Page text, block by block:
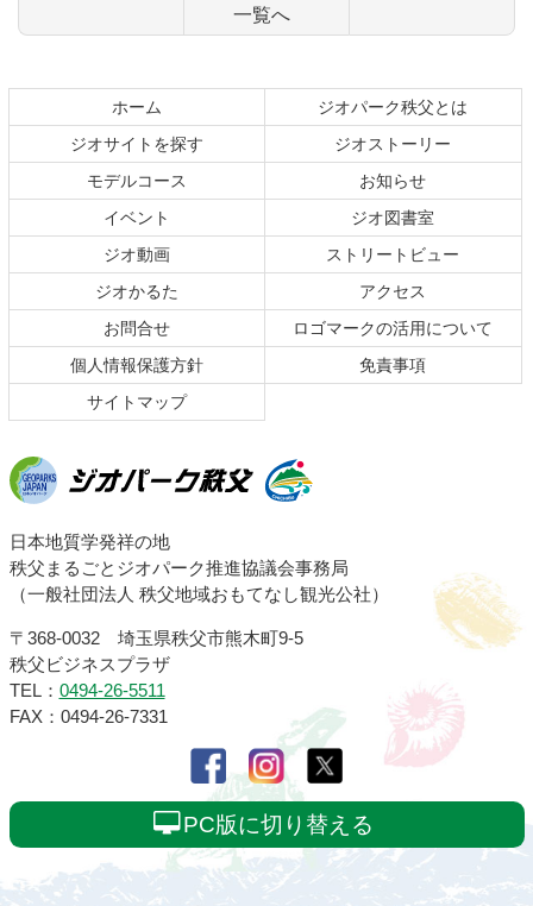
一覧へ
ン
文
へ
の
へ
ホーム
ジオパーク秩父とは
ジオサイトを探す
ジオストーリー
モデルコース
お知らせ
イベント
ジオ図書室
ジオ動画
ストリートビュー
ジオかるた
アクセス
お問合せ
ロゴマークの活用について
個人情報保護方針
免責事項
サイトマップ
ジオパーク秩父
日本地質学発祥の地
秩父まるごとジオパーク推進協議会事務局
（一般社団法人 秩父地域おもてなし観光公社）
〒368-0032 埼玉県秩父市熊木町9-5
秩父ビジネスプラザ
TEL： 0494-26-5511
FAX：0494-26-7331
PC版に切り替える